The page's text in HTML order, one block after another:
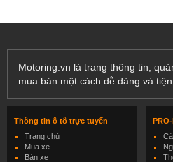
Motoring.vn là trang thông tin,
mua bán một cách dễ dàng và
Thông tin ô tô trực tuyến
Trang chủ
Mua xe
Bán xe